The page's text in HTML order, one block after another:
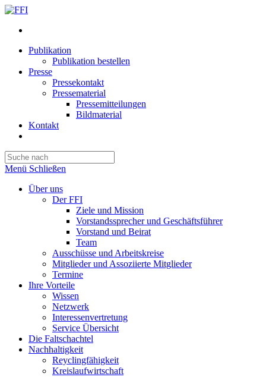
Publikation
Publikation bestellen
Presse
Pressekontakt
Pressematerial
Pressemitteilungen
Bildmaterial
Kontakt
umschalten
Escape
search
panel.
Menü Schließen
Über uns
Der FFI
Ziele und Mission
Vorstandssprecher und Geschäftsführer
Vorstand und Beirat
Team
Ausschüsse und Arbeitskreise
Mitglieder und Assoziierte Mitglieder
Termine
Ihre Vorteile
Wissen
Netzwerk
Interessenvertretung
Service Übersicht
Die Faltschachtel
Nachhaltigkeit
Reyclingfähigkeit
Kreislaufwirtschaft